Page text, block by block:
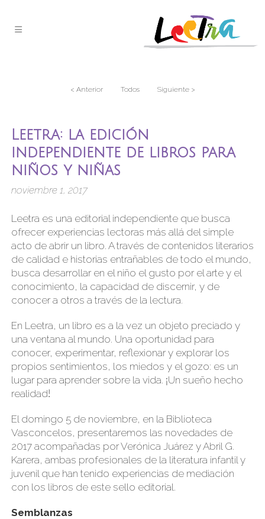
< Anterior Todos Siguiente >
Leetra: la edición
independiente de libros para
niños y niñas
noviembre 1, 2017
Leetra es una editorial independiente que busca
ofrecer experiencias lectoras más allá del simple
acto de abrir un libro. A través de contenidos literarios
de calidad e historias entrañables de todo el mundo,
busca desarrollar en el niño el gusto por el arte y el
conocimiento, la capacidad de discernir, y de
conocer a otros a través de la lectura.
En Leetra, un libro es a la vez un objeto preciado y
una ventana al mundo. Una oportunidad para
conocer, experimentar, reflexionar y explorar los
propios sentimientos, los miedos y el gozo: es un
lugar para aprender sobre la vida. ¡Un sueño hecho
realidad!
El domingo 5 de noviembre, en la Biblioteca
Vasconcelos, presentaremos las novedades de
2017 acompañadas por Verónica Juárez y Abril G.
Karera, ambas profesionales de la literatura infantil y
juvenil que han tenido experiencias de mediación
con los libros de este sello editorial.
Semblanzas